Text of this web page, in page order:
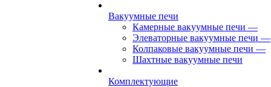
Вакуумные печи
Камерные вакуумные печи —
Элеваторные вакуумные печи —
Колпаковые вакуумные печи —
Шахтные вакуумные печи
Комплектующие